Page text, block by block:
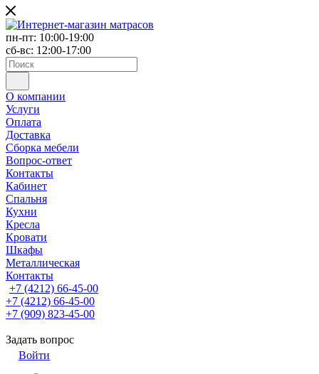
пн-пт: 10:00-19:00
сб-вс: 12:00-17:00
О компании
Услуги
Оплата
Доставка
Сборка мебели
Вопрос-ответ
Контакты
Кабинет
Спальня
Кухни
Кресла
Кровати
Шкафы
Металлическая
Контакты
+7 (4212) 66-45-00
+7 (4212) 66-45-00
+7 (909) 823-45-00
Задать вопрос
Войти